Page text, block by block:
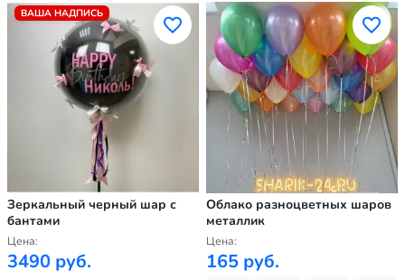
ВАША НАДПИСЬ
Зеркальный черный шар с
бантами
Цена:
3490 руб.
Облако разноцветных шаров
металлик
Цена:
165 руб.